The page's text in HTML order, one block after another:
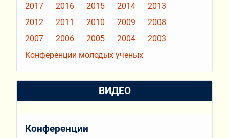
2017
2016 2015 2014
2013
2012
2011 2010 2009
2008
2007
2006 2005 2004
2003
Конференции молодых ученых
ВИДЕО
Конференции